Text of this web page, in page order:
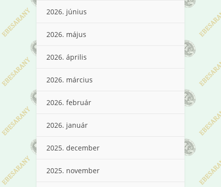
2026. június
2026. május
2026. április
2026. március
2026. február
2026. január
2025. december
2025. november